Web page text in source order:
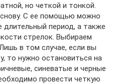
но четкой и тонкой.
С ее помощью можно
длительный период, а также
стрелок. Выбираем
в том случае, если вы
то нужно остановиться на
синеватые и черные
провести четкую